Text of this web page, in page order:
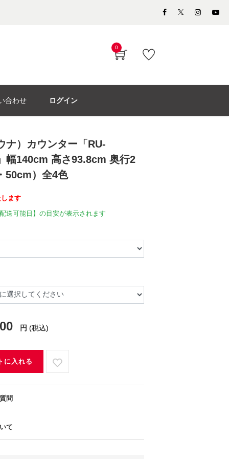
0
合わせ ログイン
ナ）カウンター「RU-
幅140cm 高さ93.8cm 奥行2
50cm）全4色
ます
送可能日】の目安が表示されます
円 (税込)
に入れる
問
て